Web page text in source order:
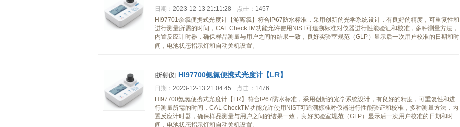
日期： 2023-12-13 21:11:28 点击： 1457
HI97701余氯便携式光度计【游离氯】符合IP67防水标准，采用创新的光学系统设计，有良好的精度，可重复性和
进行测量所需的时间，CAL CheckTM功能允许使用NIST可追溯标准对仪器进行性能验证和校准，多种测量方法，
内置反应计时器，确保样品测量与用户之间的结果一致，良好实验室规范（GLP）显示后一次用户校准的日期和时
间，电池状态指示灯和自动关机设置。
[折射仪] HI97700氨氮便携式光度计【LR】
日期： 2023-12-13 21:04:45 点击： 1476
HI97700氨氮便携式光度计【LR】符合IP67防水标准，采用创新的光学系统设计，有良好的精度，可重复性和进
行测量所需的时间，CAL CheckTM功能允许使用NIST可追溯标准对仪器进行性能验证和校准，多种测量方法，内
置反应计时器，确保样品测量与用户之间的结果一致，良好实验室规范（GLP）显示后一次用户校准的日期和时
间，电池状态指示灯和自动关机设置。